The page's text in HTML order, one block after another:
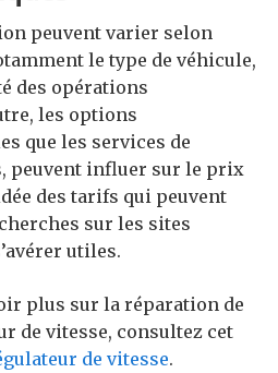
peuvent varier selon
le type de véhicule,
des opérations
les options
que les services de
peuvent influer sur le prix
des tarifs qui peuvent
sur les sites
utiles.
plus sur la réparation de
de vitesse, consultez cet
de vitesse.